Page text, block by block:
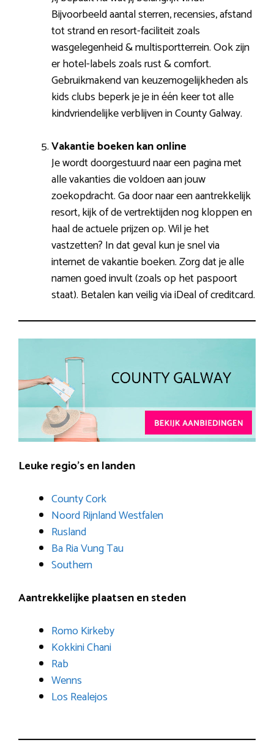
Bijvoorbeeld aantal sterren, recensies, afstand
tot strand en resort-faciliteit zoals
wasgelegenheid & multisportterrein. Ook zijn
er hotel-labels zoals rust & comfort.
Gebruikmakend van keuzemogelijkheden als
kids clubs beperk je je in één keer tot alle
kindvriendelijke verblijven in County Galway.
Vakantie boeken kan online
Je wordt doorgestuurd naar een pagina met
alle vakanties die voldoen aan jouw
zoekopdracht. Ga door naar een aantrekkelijk
resort, kijk of de vertrektijden nog kloppen en
haal de actuele prijzen op. Wil je het
vastzetten? In dat geval kun je snel via
internet de vakantie boeken. Zorg dat je alle
namen goed invult (zoals op het paspoort
staat). Betalen kan veilig via iDeal of creditcard.
Leuke regio’s en landen
County Cork
Noord Rijnland Westfalen
Rusland
Ba Ria Vung Tau
Southern
Aantrekkelijke plaatsen en steden
Romo Kirkeby
Kokkini Chani
Rab
Wenns
Los Realejos